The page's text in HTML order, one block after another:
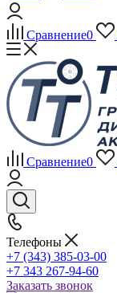
Сравнение0
Сравнение0
Телефоны
+7 (343) 385-03-00
+7 343 267-94-60
Заказать звонок